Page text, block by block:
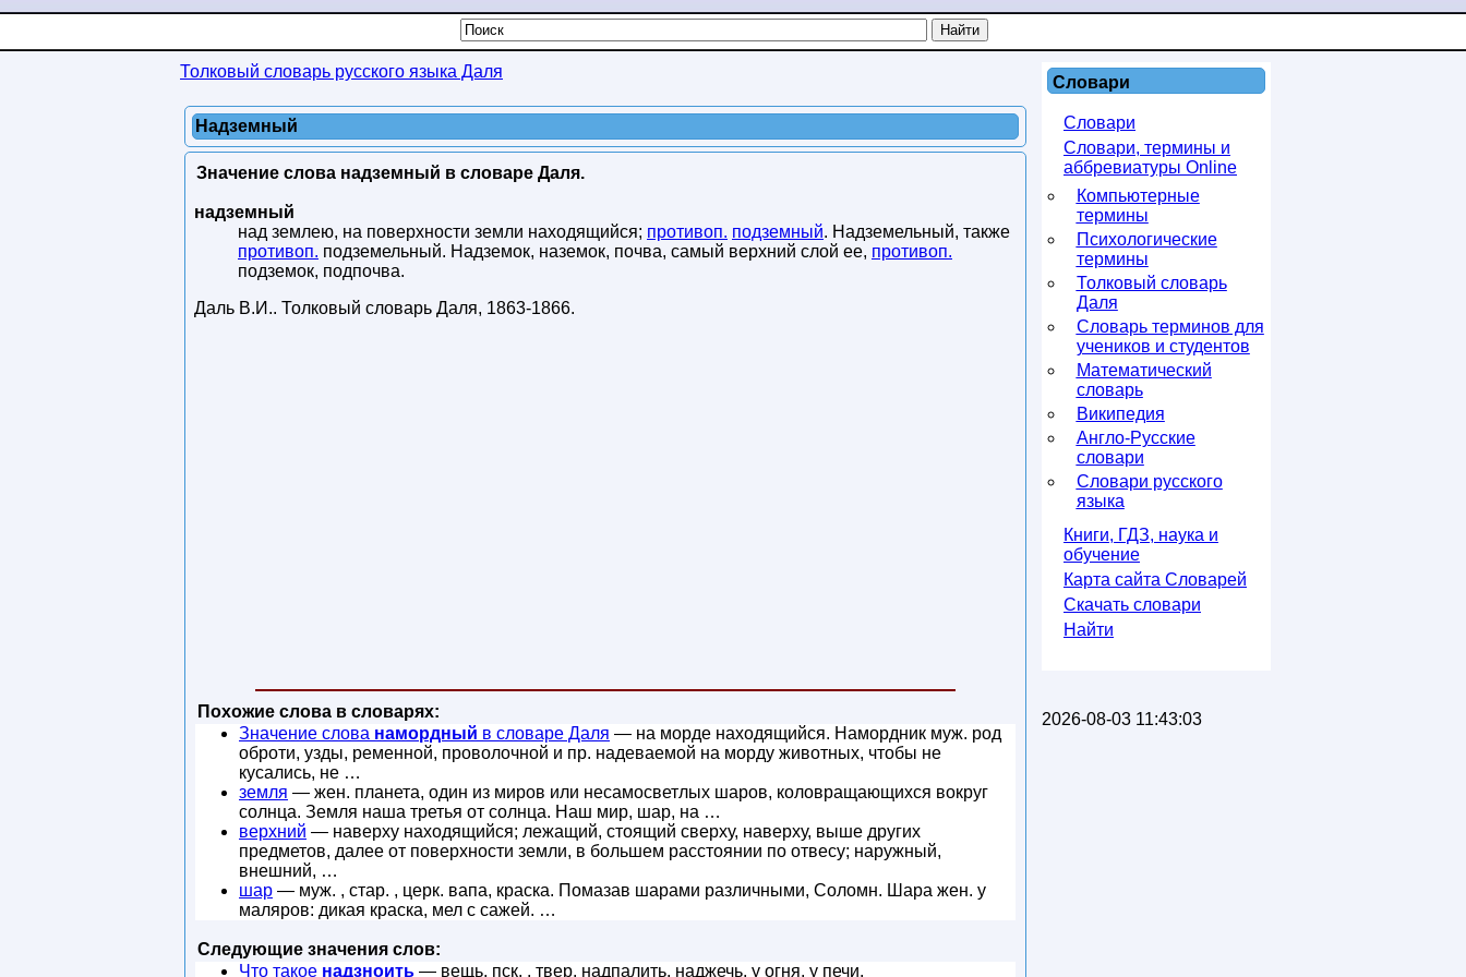
Толковый словарь русского языка Даля
Надземный
Значение слова надземный в словаре Даля.
надземный
над землею, на поверхности земли находящийся; противоп. подземный. Надземельный, также
противоп. подземельный. Надземок, наземок, почва, самый верхний слой ее, противоп.
подземок, подпочва.
Даль В.И.. Толковый словарь Даля, 1863-1866.
Похожие слова в словарях:
Значение слова намордный в словаре Даля — на морде находящийся. Намордник муж. род
оброти, узды, ременной, проволочной и пр. надеваемой на морду животных, чтобы не
кусались, не …
земля — жен. планета, один из миров или несамосветлых шаров, коловращающихся вокруг
солнца. Земля наша третья от солнца. Наш мир, шар, на …
верхний — наверху находящийся; лежащий, стоящий сверху, наверху, выше других
предметов, далее от поверхности земли, в большем расстоянии по отвесу; наружный,
внешний, …
шар — муж. , стар. , церк. вапа, краска. Помазав шарами различными, Соломн. Шара жен. у
маляров: дикая краска, мел с сажей. …
Следующие значения слов:
Что такое надзноить — вещь, пск. , твер. надпалить, наджечь, у огня, у печи.
Словари
Словари
Словари, термины и
аббревиатуры Online
Компьютерные
термины
Психологические
термины
Толковый словарь
Даля
Словарь терминов для
учеников и студентов
Математический
словарь
Википедия
Англо-Русские
словари
Словари русского
языка
Книги, ГДЗ, наука и
обучение
Карта сайта Словарей
Скачать словари
Найти
2026-08-03 11:43:03